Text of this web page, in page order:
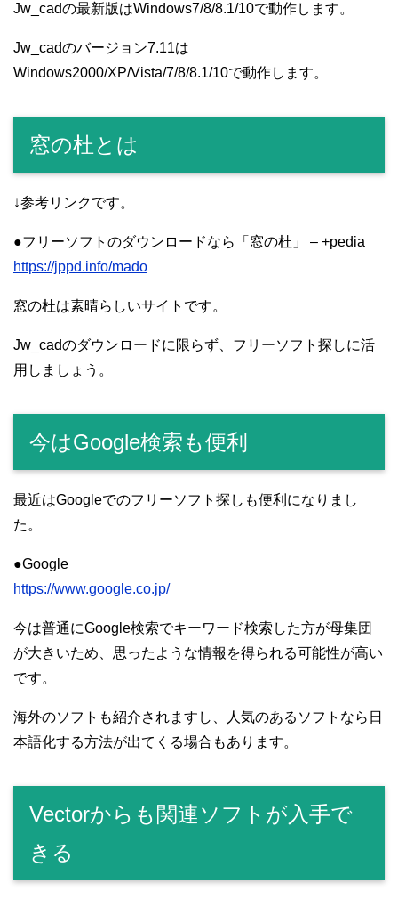
Jw_cadの最新版はWindows7/8/8.1/10で動作します。
Jw_cadのバージョン7.11は
Windows2000/XP/Vista/7/8/8.1/10で動作します。
窓の杜とは
↓参考リンクです。
●フリーソフトのダウンロードなら「窓の杜」 – +pedia
https://jppd.info/mado
窓の杜は素晴らしいサイトです。
Jw_cadのダウンロードに限らず、フリーソフト探しに活
用しましょう。
今はGoogle検索も便利
最近はGoogleでのフリーソフト探しも便利になりまし
た。
●Google
https://www.google.co.jp/
今は普通にGoogle検索でキーワード検索した方が母集団
が大きいため、思ったような情報を得られる可能性が高い
です。
海外のソフトも紹介されますし、人気のあるソフトなら日
本語化する方法が出てくる場合もあります。
Vectorからも関連ソフトが入手で
きる